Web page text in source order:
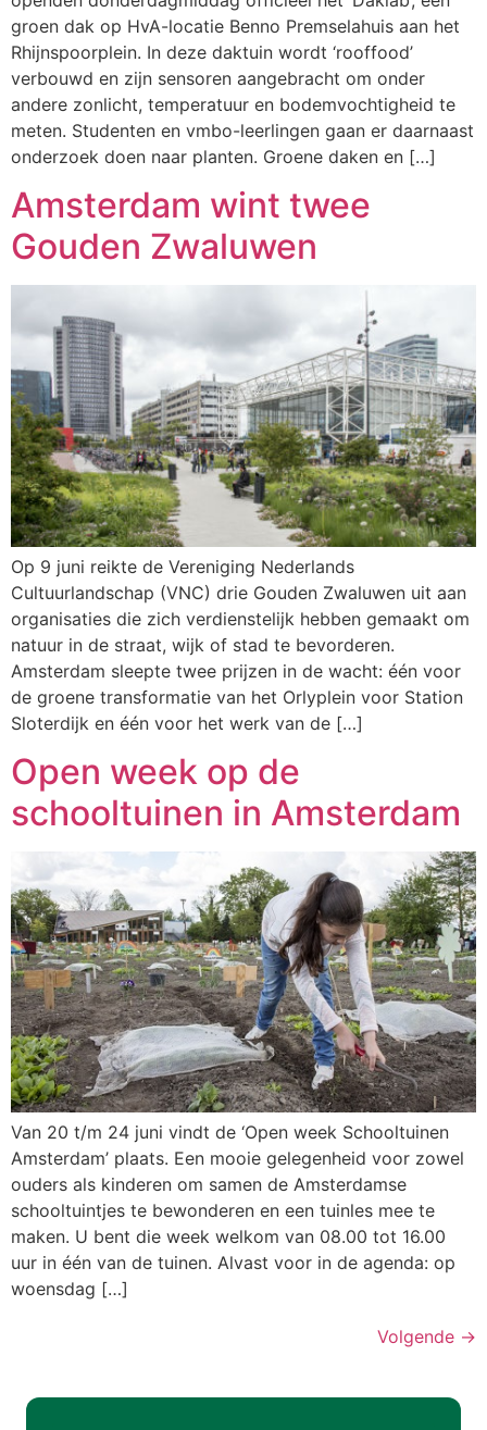
groen dak op HvA-locatie Benno Premselahuis aan het
Rhijnspoorplein. In deze daktuin wordt ‘rooffood’
verbouwd en zijn sensoren aangebracht om onder
andere zonlicht, temperatuur en bodemvochtigheid te
meten. Studenten en vmbo-leerlingen gaan er daarnaast
onderzoek doen naar planten. Groene daken en […]
Amsterdam wint twee
Gouden Zwaluwen
Op 9 juni reikte de Vereniging Nederlands
Cultuurlandschap (VNC) drie Gouden Zwaluwen uit aan
organisaties die zich verdienstelijk hebben gemaakt om
natuur in de straat, wijk of stad te bevorderen.
Amsterdam sleepte twee prijzen in de wacht: één voor
de groene transformatie van het Orlyplein voor Station
Sloterdijk en één voor het werk van de […]
Open week op de
schooltuinen in Amsterdam
Van 20 t/m 24 juni vindt de ‘Open week Schooltuinen
Amsterdam’ plaats. Een mooie gelegenheid voor zowel
ouders als kinderen om samen de Amsterdamse
schooltuintjes te bewonderen en een tuinles mee te
maken. U bent die week welkom van 08.00 tot 16.00
uur in één van de tuinen. Alvast voor in de agenda: op
woensdag […]
Volgende →